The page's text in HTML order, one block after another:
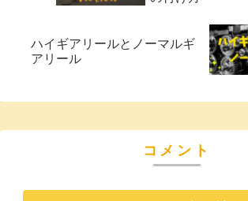
ハイギアリールとノーマルギ
アリール
コメント